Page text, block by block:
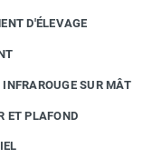
D'ÉLEVAGE
SUR MÂT
ET PLAFOND